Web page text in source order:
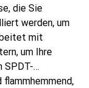
die Sie
werden, um
mit
um Ihre
SPDT-